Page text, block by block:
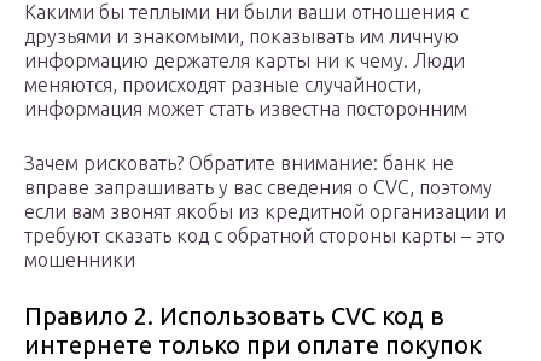
Какими бы теплыми ни были ваши отношения с
друзьями и знакомыми, показывать им личную
информацию держателя карты ни к чему. Люди
меняются, происходят разные случайности,
информация может стать известна посторонним
Зачем рисковать? Обратите внимание: банк не
вправе запрашивать у вас сведения о CVC, поэтому
если вам звонят якобы из кредитной организации и
требуют сказать код с обратной стороны карты – это
мошенники
Правило 2. Использовать CVC код в
интернете только при оплате покупок